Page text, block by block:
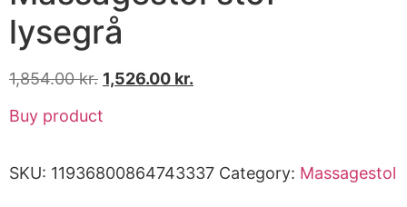
lysegrå
1,854.00kr. 1,526.00 kr.
Buy product
SKU: 11936800864743337 Category: Massagestol